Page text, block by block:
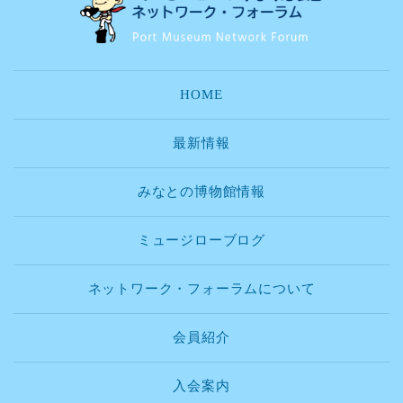
HOME
最新情報
みなとの博物館情報
ミュージローブログ
ネットワーク・フォーラムについて
会員紹介
入会案内